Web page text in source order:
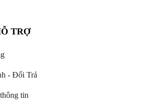
TRỢ
- Đổi Trả
tin